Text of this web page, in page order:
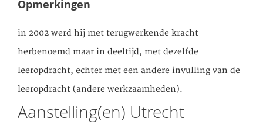
Opmerkingen
in 2002 werd hij met terugwerkende kracht
herbenoemd maar in deeltijd, met dezelfde
leeropdracht, echter met een andere invulling van de
leeropdracht (andere werkzaamheden).
Aanstelling(en) Utrecht